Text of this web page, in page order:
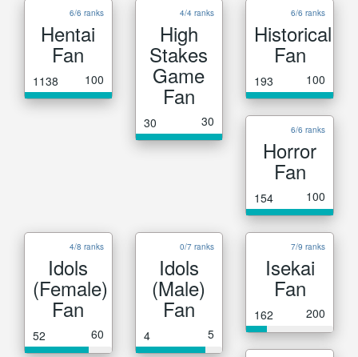
6/6 ranks
Hentai
Fan
1138 100
4/4 ranks
High
Stakes
Game
Fan
30 30
6/6 ranks
Historical
Fan
193 100
6/6 ranks
Horror
Fan
154 100
4/8 ranks
Idols
(Female)
Fan
52 60
0/7 ranks
Idols
(Male)
Fan
4 5
7/9 ranks
Isekai
Fan
162 200